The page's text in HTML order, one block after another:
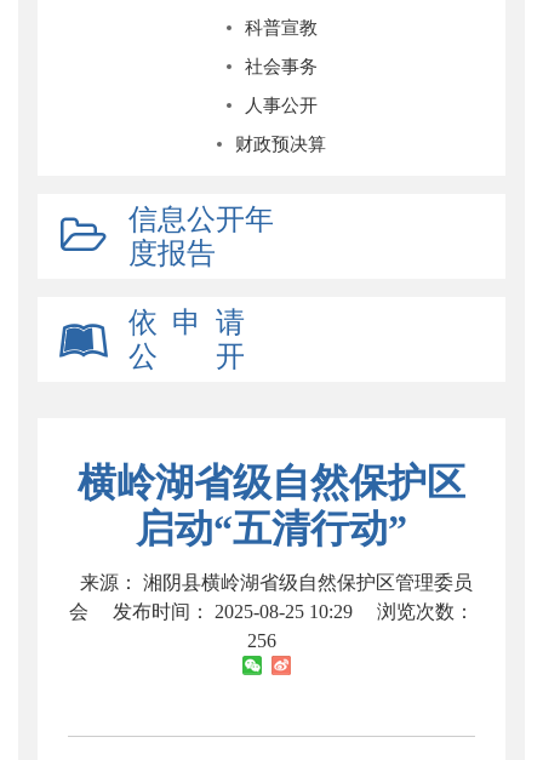
科普宣教
社会事务
人事公开
财政预决算
信息公开年
度报告
依 申 请
公 开
横岭湖省级自然保护区
启动“五清行动”
来源： 湘阴县横岭湖省级自然保护区管理委员
会
发布时间： 2025-08-25 10:29
浏览次数：
256